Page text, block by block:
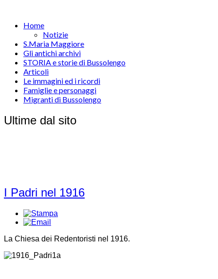
Home
Notizie
S.Maria Maggiore
Gli antichi archivi
STORIA e storie di Bussolengo
Articoli
Le immagini ed i ricordi
Famiglie e personaggi
Migranti di Bussolengo
Ultime dal sito
I Padri nel 1916
La Chiesa dei Redentoristi nel 1916.